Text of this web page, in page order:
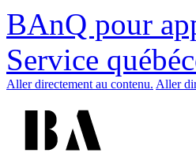
BAnQ pour
Service
Aller directement au contenu. Aller